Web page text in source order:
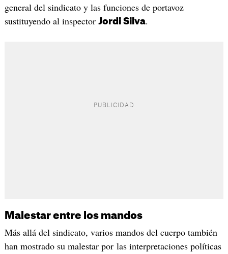
general del sindicato y las funciones de portavoz
sustituyendo al inspector Jordi Silva.
Malestar entre los mandos
Más allá del sindicato, varios mandos del cuerpo también
han mostrado su malestar por las interpretaciones políticas